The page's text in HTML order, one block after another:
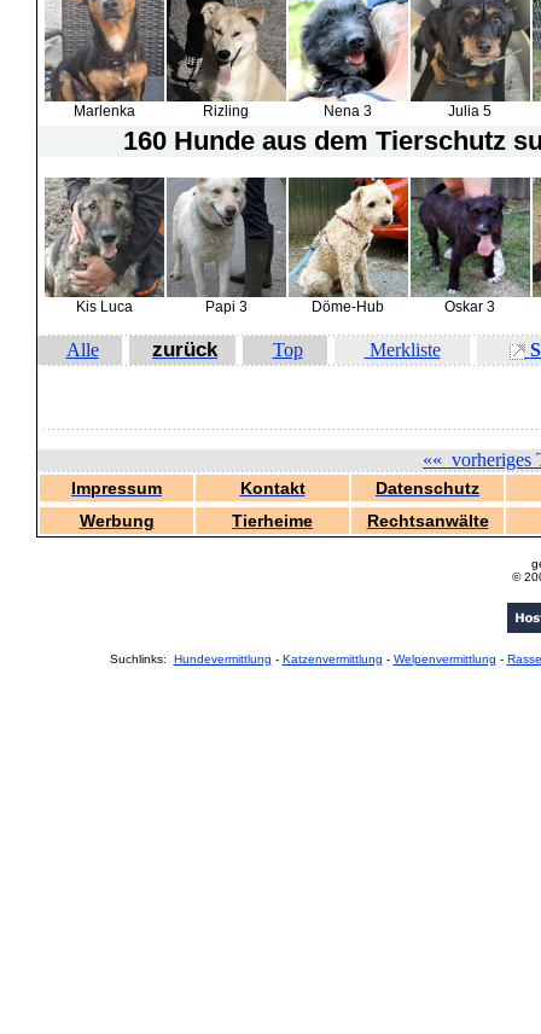
Marlenka Rizling Nena 3 Julia 5
160 Hunde aus dem Tierschutz
Kis Luca Papi 3 Döme-Hub Oskar 3
Alle zurück Top Merkliste
«« vorheriges
Impressum Kontakt
Datenschutz
Werbung
Tierheime Rechtsanwälte
©
Suchlinks: Hundevermittlung - Katzenvermittlung - Welpenvermittlung -